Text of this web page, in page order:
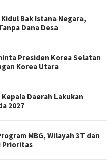
Bak Istana Negara,
Dana Desa
Presiden Korea Selatan
Korea Utara
Daerah Lakukan
2027
MBG, Wilayah 3T dan
Prioritas